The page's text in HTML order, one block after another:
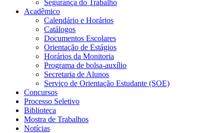
Segurança do Trabalho
Acadêmico
Calendário e Horários
Catálogos
Documentos Escolares
Orientação de Estágios
Horários da Monitoria
Programa de bolsa-auxílio
Secretaria de Alunos
Serviço de Orientação Estudante (SOE)
Concursos
Processo Seletivo
Biblioteca
Mostra de Trabalhos
Notícias